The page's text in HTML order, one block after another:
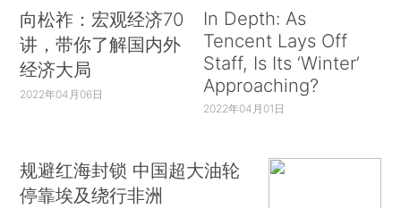
向松祚：宏观经济70
讲，带你了解国内外
经济大局
2022年04月06日
In Depth: As
Tencent Lays Off
Staff, Is Its ‘Winter’
Approaching?
2022年04月01日
规避红海封锁 中国超大油轮
停靠埃及绕行非洲